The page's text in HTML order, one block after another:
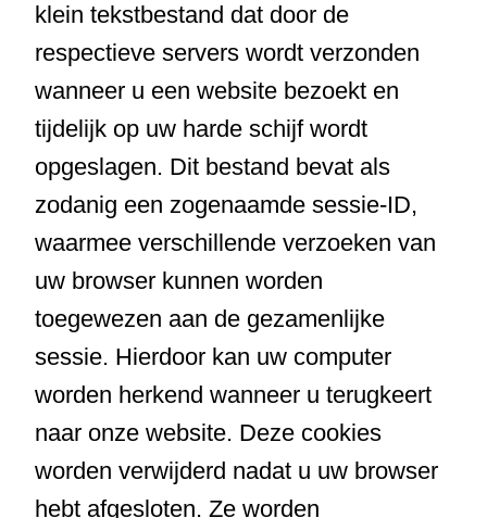
klein tekstbestand dat door de
respectieve servers wordt verzonden
wanneer u een website bezoekt en
tijdelijk op uw harde schijf wordt
opgeslagen. Dit bestand bevat als
zodanig een zogenaamde sessie-ID,
waarmee verschillende verzoeken van
uw browser kunnen worden
toegewezen aan de gezamenlijke
sessie. Hierdoor kan uw computer
worden herkend wanneer u terugkeert
naar onze website. Deze cookies
worden verwijderd nadat u uw browser
hebt afgesloten. Ze worden